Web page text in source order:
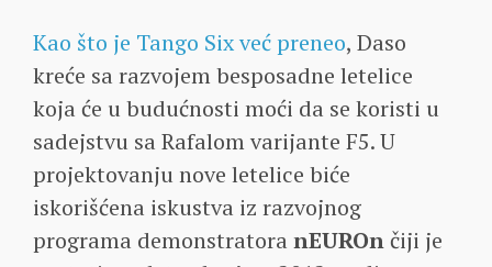
Kao što je Tango Six već preneo, Daso
kreće sa razvojem besposadne letelice
koja će u budućnosti moći da se koristi u
sadejstvu sa Rafalom varijante F5. U
projektovanju nove letelice biće
iskorišćena iskustva iz razvojnog
programa demonstratora nEUROnčiji je